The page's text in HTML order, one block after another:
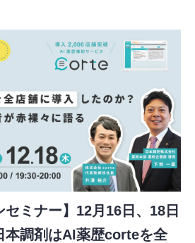
セミナー】12月16日、18日
本調剤はAI薬歴corteを全